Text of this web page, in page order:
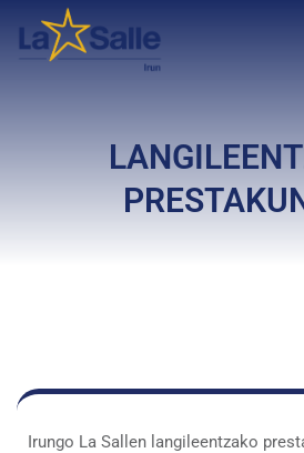
Irungo La Sallen langileentzako